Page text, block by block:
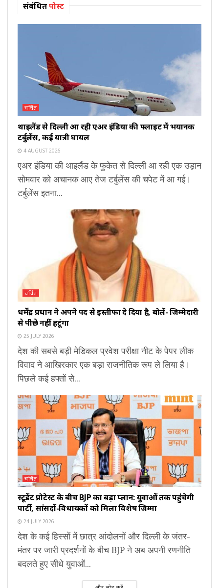
संबंधितपोस्ट
चर्चित
थाइलैंड से दिल्ली आ रही एअर इंडिया की फ्लाइट में भयानक
टर्बुलेंस, कई यात्री घायल
4 AUGUST 2026
एअर इंडिया की थाइलैंड के फुकेत से दिल्ली आ रही एक उड़ान
सोमवार को अचानक आए तेज टर्बुलेंस की चपेट में आ गई।
टर्बुलेंस इतना...
चर्चित
धर्मेंद्र प्रधान ने अपने पद से इस्तीफा दे दिया है, बोलें- जिम्मेदारी
से पीछे नहीं हटूंगा
25 JULY 2026
देश की सबसे बड़ी मेडिकल प्रवेश परीक्षा नीट के पेपर लीक
विवाद ने आखिरकार एक बड़ा राजनीतिक रूप ले लिया है।
पिछले कई हफ्तों से...
चर्चित
स्टूडेंट प्रोटेस्ट के बीच BJP का बड़ा प्लान: युवाओं तक पहुंचेगी
पार्टी, सांसदों-विधायकों को मिला विशेष जिम्मा
24 JULY 2026
देश के कई हिस्सों में छात्र आंदोलनों और दिल्ली के जंतर-
मंतर पर जारी प्रदर्शनों के बीच BJP ने अब अपनी रणनीति
बदलते हुए सीधे युवाओं...